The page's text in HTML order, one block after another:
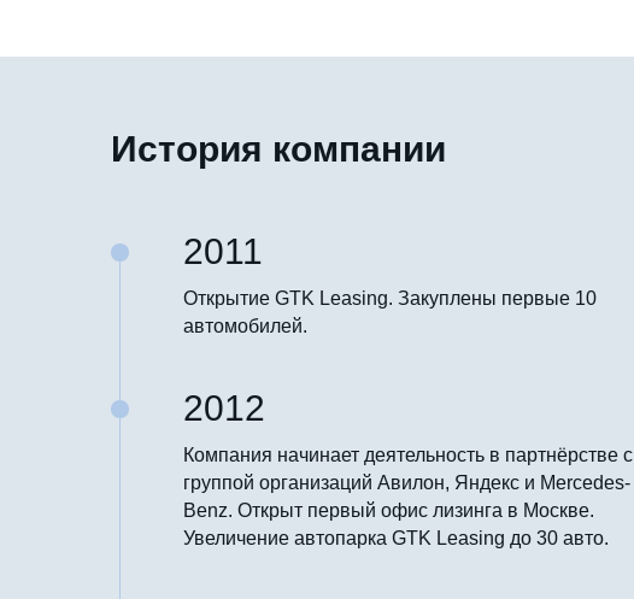
История компании
2011
Открытие GTK Leasing. Закуплены первые 10
автомобилей.
2012
Компания начинает деятельность в партнёрстве с
группой организаций Авилон, Яндекс и Mercedes-
Benz. Открыт первый офис лизинга в Москве.
Увеличение автопарка GTK Leasing до 30 авто.